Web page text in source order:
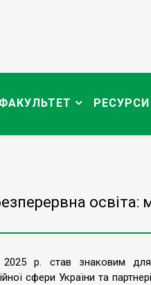
РЕСУРСИ
освіта:
р. став знаковим для
сфери України та